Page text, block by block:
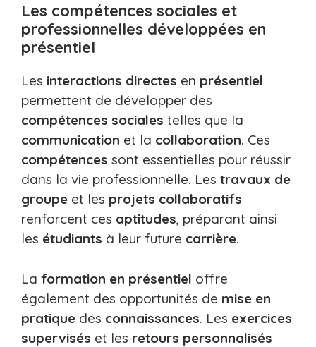
Les compétences sociales et
professionnelles développées en
présentiel
Les interactions directes en présentiel
permettent de développer des
compétences sociales telles que la
communication et la collaboration. Ces
compétences sont essentielles pour réussir
dans la vie professionnelle. Les travaux de
groupe et les projets collaboratifs
renforcent ces aptitudes, préparant ainsi
les étudiants à leur future carrière.
La formation en présentiel offre
également des opportunités de mise en
pratique des connaissances. Les exercices
supervisés et les retours personnalisés